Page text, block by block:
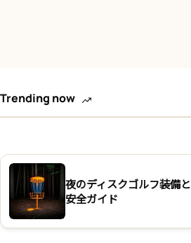
Trending now
夜のディスクゴルフ装備と
安全ガイド